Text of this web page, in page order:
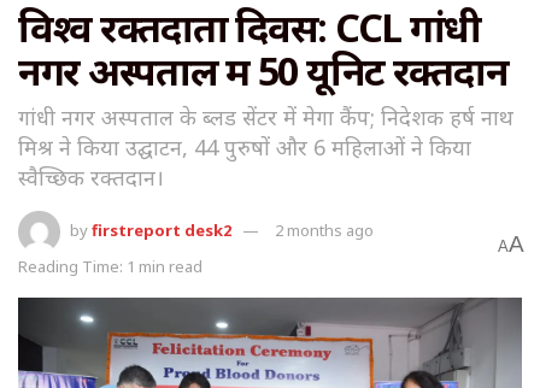
विश्व रक्तदाता दिवस: CCL गांधी
नगर अस्पताल में 50 यूनिट रक्तदान
गांधी नगर अस्पताल के ब्लड सेंटर में मेगा कैंप; निदेशक हर्ष नाथ
मिश्र ने किया उद्घाटन, 44 पुरुषों और 6 महिलाओं ने किया
स्वैच्छिक रक्तदान।
byfirstreport desk2
2 months ago
Reading Time: 1 min read
AA